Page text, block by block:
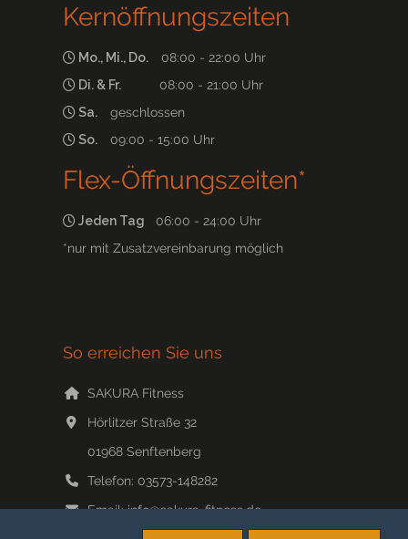
Kernöffnungszeiten
Mo., Mi., Do.
08:00 - 22:00 Uhr
Di. & Fr.
08:00 - 21:00 Uhr
Sa.
geschlossen
So.
09:00 - 15:00 Uhr
Flex-Öffnungszeiten*
Jeden Tag 06:00 - 24:00 Uhr
*nur mit Zusatzvereinbarung möglich
So erreichen Sie uns
SAKURA Fitness
Hörlitzer Straße 32
01968 Senftenberg
Telefon: 03573-148282
Email:info@sakura-fitness.de